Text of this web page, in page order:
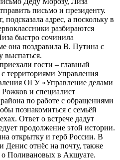
письмо и президенту.
адрес, а поскольку в
разбираются
быстро сочинила
она поздравила В. Путина с
гости – главный
территориями Управления
ОГУ «Управление делами
и специалист
по работе с обращениями
познакомиться с семьёй
Ответ о встрече дадут
продолжение этой истории.
открытку и герб России. В
Денис отнёс на почту, также
Поливановых в Акшуате.